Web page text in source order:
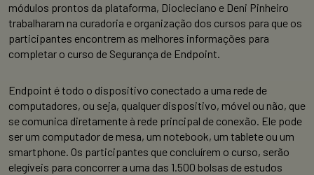
módulos prontos da plataforma, Diocleciano e Deni Pinheiro
trabalharam na curadoria e organização dos cursos para que os
participantes encontrem as melhores informações para
completar o curso de Segurança de Endpoint.
Endpoint é todo o dispositivo conectado a uma rede de
computadores, ou seja, qualquer dispositivo, móvel ou não, que
se comunica diretamente à rede principal de conexão. Ele pode
ser um computador de mesa, um notebook, um tablete ou um
smartphone. Os participantes que concluírem o curso, serão
elegíveis para concorrer a uma das 1.500 bolsas de estudos